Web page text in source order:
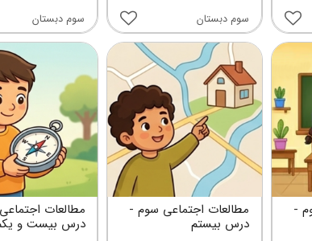
سوم دبستان سوم دبستان
مطالعات
درس بیست و
مطالعات اجتماعی سوم -
درس بیستم
-